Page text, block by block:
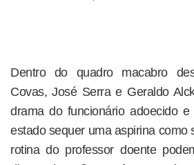
Dentro do quadro macabro
Covas, José Serra e Geraldo
drama do funcionário adoecido
estado sequer uma aspirina como
rotina do professor doente